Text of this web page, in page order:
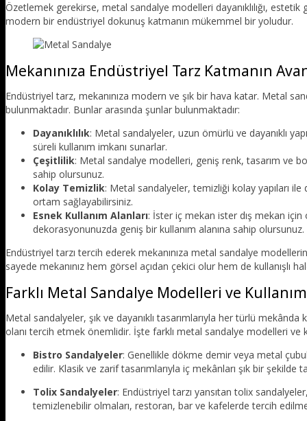
Özetlemek gerekirse, metal sandalye modelleri dayanıklılığı,
modern bir endüstriyel dokunuş katmanın mükemmel bir yoludur.
Mekanınıza Endüstriyel Tarz Katmanın
Endüstriyel tarz, mekanınıza modern ve şık bir hava katar. Metal
bulunmaktadır. Bunlar arasında şunlar bulunmaktadır:
Dayanıklılık: Metal sandalyeler, uzun ömürlü ve dayanıklı
süreli kullanım imkanı sunarlar.
Çeşitlilik: Metal sandalye modelleri, geniş renk, tasarım ve
sahip olursunuz.
Kolay Temizlik: Metal sandalyeler, temizliği kolay yapıları
ortam sağlayabilirsiniz.
Esnek Kullanım Alanları: İster iç mekan ister dış mekan
dekorasyonunuzda geniş bir kullanım alanına sahip olursunuz.
Endüstriyel tarzı tercih ederek mekanınıza metal sandalye
sayede mekanınız hem görsel açıdan çekici olur hem de kullanışlı
Farklı Metal Sandalye Modelleri ve
Metal sandalyeler, şık ve dayanıklı tasarımlarıyla her türlü
olanı tercih etmek önemlidir. İşte farklı metal sandalye modelleri ve
Bistro Sandalyeler: Genellikle dökme demir veya metal
edilir. Klasik ve zarif tasarımlarıyla iç mekânları şık bir şekilde
Tolix Sandalyeler: Endüstriyel tarzı yansıtan tolix
temizlenebilir olmaları, restoran, bar ve kafelerde tercih